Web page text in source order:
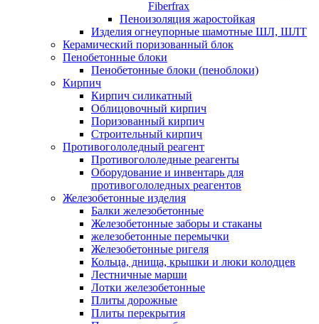
Fiberfrax
Пеноизоляция жаростойкая
Изделия огнеупорные шамотные ШЛ, ШЛТ
Керамический поризованный блок
Пенобетонные блоки
Пенобетонные блоки (пеноблоки)
Кирпич
Кирпич силикатный
Облицовочный кирпич
Поризованный кирпич
Строительный кирпич
Противогололедный реагент
Противогололедные реагенты
Оборудование и инвентарь для
противогололедных реагентов
Железобетонные изделия
Балки железобетонные
Железобетонные заборы и стаканы
железобетонные перемычки
Железобетонные ригеля
Кольца, днища, крышки и люки колодцев
Лестничные марши
Лотки железобетонные
Плиты дорожные
Плиты перекрытия